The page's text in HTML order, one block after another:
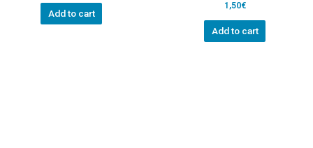
Add to cart
1,50€
Add to cart